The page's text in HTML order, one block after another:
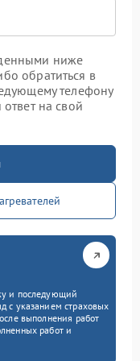
ниже
обратиться в
телефону
на свой
и последующий
с указанием страховых
выполнения работ
работ и